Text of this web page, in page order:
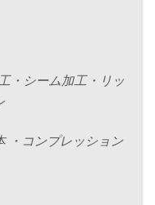
・シーム加工・リッ
・コンプレッション